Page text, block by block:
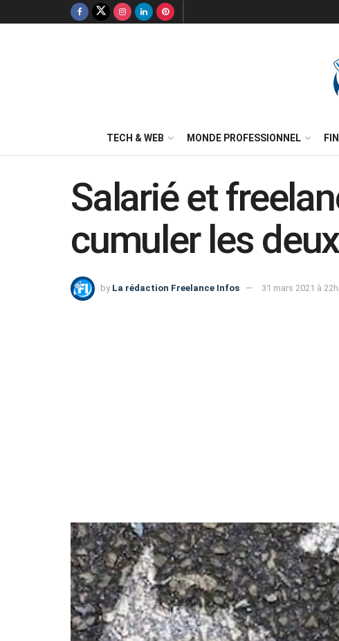
TECH & WEB MONDE PROFESSIONNEL
Salarié et
cumuler les
by La rédaction Freelance Infos 31 mars 2021 à